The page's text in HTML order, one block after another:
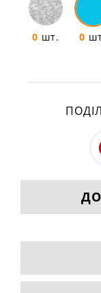
0 шт. 0